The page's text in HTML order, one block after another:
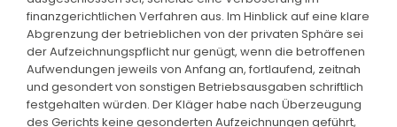
finanzgerichtlichen Verfahren aus. Im Hinblick auf eine klare
Abgrenzung der betrieblichen von der privaten Sphäre sei
der Aufzeichnungspflicht nur genügt, wenn die betroffenen
Aufwendungen jeweils von Anfang an, fortlaufend, zeitnah
und gesondert von sonstigen Betriebsausgaben schriftlich
festgehalten würden. Der Kläger habe nach Überzeugung
des Gerichts keine gesonderten Aufzeichnungen geführt,